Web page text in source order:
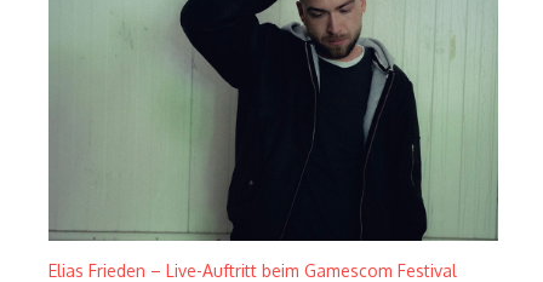
Elias Frieden – Live-Auftritt beim Gamescom Festival